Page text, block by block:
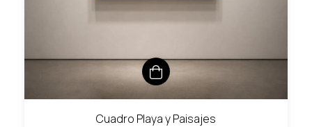
Cuadro Playa y Paisajes